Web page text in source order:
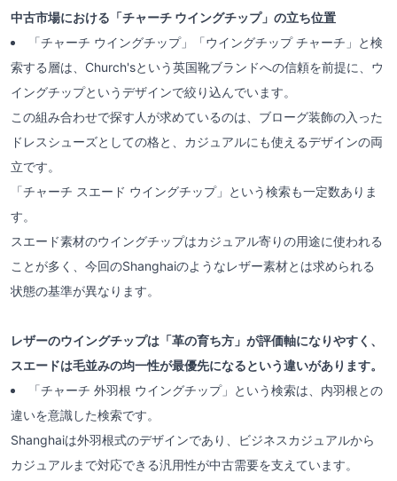
中古市場における「チャーチ ウイングチップ」の立ち位置
「チャーチ ウイングチップ」「ウイングチップ チャーチ」と検
索する層は、Church'sという英国靴ブランドへの信頼を前提に、ウ
イングチップというデザインで絞り込んでいます。
この組み合わせで探す人が求めているのは、ブローグ装飾の入った
ドレスシューズとしての格と、カジュアルにも使えるデザインの両
立です。
「チャーチ スエード ウイングチップ」という検索も一定数ありま
す。
スエード素材のウイングチップはカジュアル寄りの用途に使われる
ことが多く、今回のShanghaiのようなレザー素材とは求められる
状態の基準が異なります。
レザーのウイングチップは「革の育ち方」が評価軸になりやすく、
スエードは毛並みの均一性が最優先になるという違いがあります。
「チャーチ 外羽根 ウイングチップ」という検索は、内羽根との
違いを意識した検索です。
Shanghaiは外羽根式のデザインであり、ビジネスカジュアルから
カジュアルまで対応できる汎用性が中古需要を支えています。